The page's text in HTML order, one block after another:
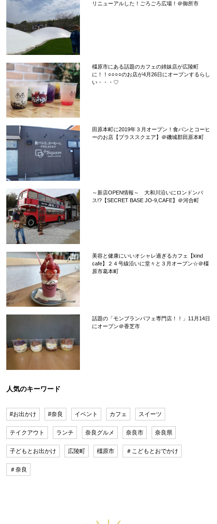
リニューアルした！ごろごろ広場！＠御所市
橿原市にある話題のカフェの姉妹店が広陵町
に！！○○○○のお店が4月26日にオープンするらし
い・・・♡
田原本町に2019年３月オープン！食パンとコーヒ
ーのお店【プラススクエア】＠磯城郡田原本町
～新店OPEN情報～ 大和川沿いにロンドンバ
ス!?【SECRET BASE JO-9,CAFE】＠河合町
美容と健康にいいオシャレ過ぎるカフェ【kind
cafe】２４号線沿いに堂々と３月オープン☆＠橿
原市葛本町
話題の「モンブランパフェ専門店！！」11月14日
にオープン＠香芝市
人気のキーワード
#お出かけ #奈良 イベント カフェ スイーツ
テイクアウト ランチ 奈良グルメ 奈良市 奈良県
子どもとお出かけ 広陵町 橿原市 ＃こどもとおでかけ
＃奈良